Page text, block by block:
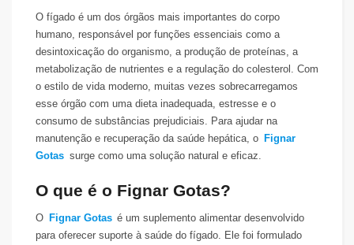
O fígado é um dos órgãos mais importantes do corpo
humano, responsável por funções essenciais como a
desintoxicação do organismo, a produção de proteínas, a
metabolização de nutrientes e a regulação do colesterol. Com
o estilo de vida moderno, muitas vezes sobrecarregamos
esse órgão com uma dieta inadequada, estresse e o
consumo de substâncias prejudiciais. Para ajudar na
manutenção e recuperação da saúde hepática, o Fignar
Gotas surge como uma solução natural e eficaz.
O que é o Fignar Gotas?
O Fignar Gotas é um suplemento alimentar desenvolvido
para oferecer suporte à saúde do fígado. Ele foi formulado